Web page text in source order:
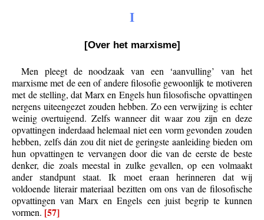
I
[Over het marxisme]
Men pleegt de noodzaak van een ‘aanvulling’ van het
marxisme met de een of andere filosofie gewoonlijk te motiveren
met de stelling, dat Marx en Engels hun filosofische opvattingen
nergens uiteengezet zouden hebben. Zo een verwijzing is echter
weinig overtuigend. Zelfs wanneer dit waar zou zijn en deze
opvattingen inderdaad helemaal niet een vorm gevonden zouden
hebben, zelfs dán zou dit niet de geringste aanleiding bieden om
hun opvattingen te vervangen door die van de eerste de beste
denker, die zoals meestal in zulke gevallen, op een volmaakt
ander standpunt staat. Ik moet eraan herinneren dat wij
voldoende literair materiaal bezitten om ons van de filosofische
opvattingen van Marx en Engels een juist begrip te kunnen
vormen. [57]